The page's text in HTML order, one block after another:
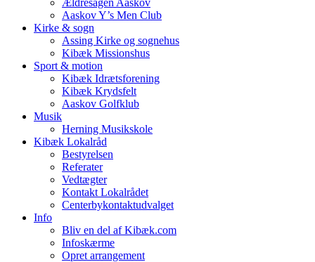
Ældresagen Aaskov
Aaskov Y’s Men Club
Kirke & sogn
Assing Kirke og sognehus
Kibæk Missionshus
Sport & motion
Kibæk Idrætsforening
Kibæk Krydsfelt
Aaskov Golfklub
Musik
Herning Musikskole
Kibæk Lokalråd
Bestyrelsen
Referater
Vedtægter
Kontakt Lokalrådet
Centerbykontaktudvalget
Info
Bliv en del af Kibæk.com
Infoskærme
Opret arrangement